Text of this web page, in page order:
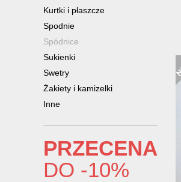
Kurtki i płaszcze
Spodnie
Spódnice
Sukienki
Swetry
Żakiety i kamizelki
Inne
PRZECENA
DO -10%